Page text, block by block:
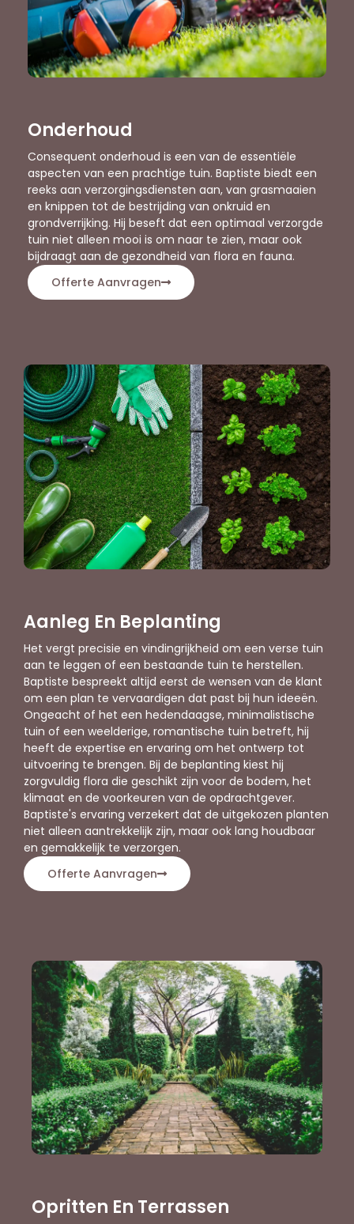
Onderhoud
Consequent onderhoud is een van de essentiële
aspecten van een prachtige tuin. Baptiste biedt een
reeks aan verzorgingsdiensten aan, van grasmaaien
en knippen tot de bestrijding van onkruid en
grondverrijking. Hij beseft dat een optimaal verzorgde
tuin niet alleen mooi is om naar te zien, maar ook
bijdraagt aan de gezondheid van flora en fauna.
Offerte Aanvragen
Aanleg En Beplanting
Het vergt precisie en vindingrijkheid om een verse tuin
aan te leggen of een bestaande tuin te herstellen.
Baptiste bespreekt altijd eerst de wensen van de klant
om een plan te vervaardigen dat past bij hun ideeën.
Ongeacht of het een hedendaagse, minimalistische
tuin of een weelderige, romantische tuin betreft, hij
heeft de expertise en ervaring om het ontwerp tot
uitvoering te brengen. Bij de beplanting kiest hij
zorgvuldig flora die geschikt zijn voor de bodem, het
klimaat en de voorkeuren van de opdrachtgever.
Baptiste's ervaring verzekert dat de uitgekozen planten
niet alleen aantrekkelijk zijn, maar ook lang houdbaar
en gemakkelijk te verzorgen.
Offerte Aanvragen
Opritten En Terrassen